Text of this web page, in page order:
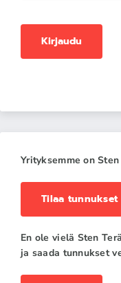
Kirjaudu
Yrityksemme on
Tilaa tunnukset
En ole vielä Sten
ja saada tunnukset